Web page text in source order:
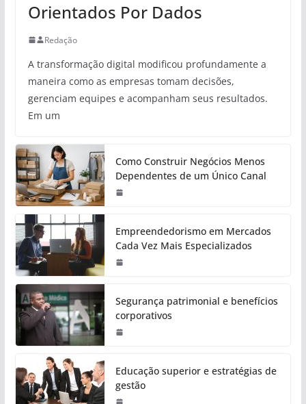
Orientados Por Dados
Redação
A transformação digital modificou profundamente a
maneira como as empresas tomam decisões,
gerenciam equipes e acompanham seus resultados.
Em um
Como Construir Negócios Menos
Dependentes de um Único Canal
Empreendedorismo em Mercados
Cada Vez Mais Especializados
Segurança patrimonial e benefícios
corporativos
Educação superior e estratégias de
gestão